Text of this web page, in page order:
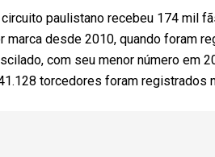
paulistano recebeu 174 mil
marca desde 2010, quando foram
com seu menor número em
torcedores foram registrados